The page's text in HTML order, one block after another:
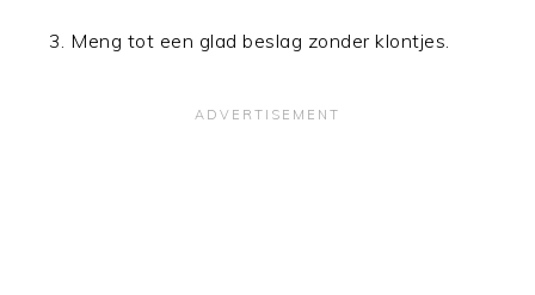
Meng tot een glad beslag zonder klontjes.